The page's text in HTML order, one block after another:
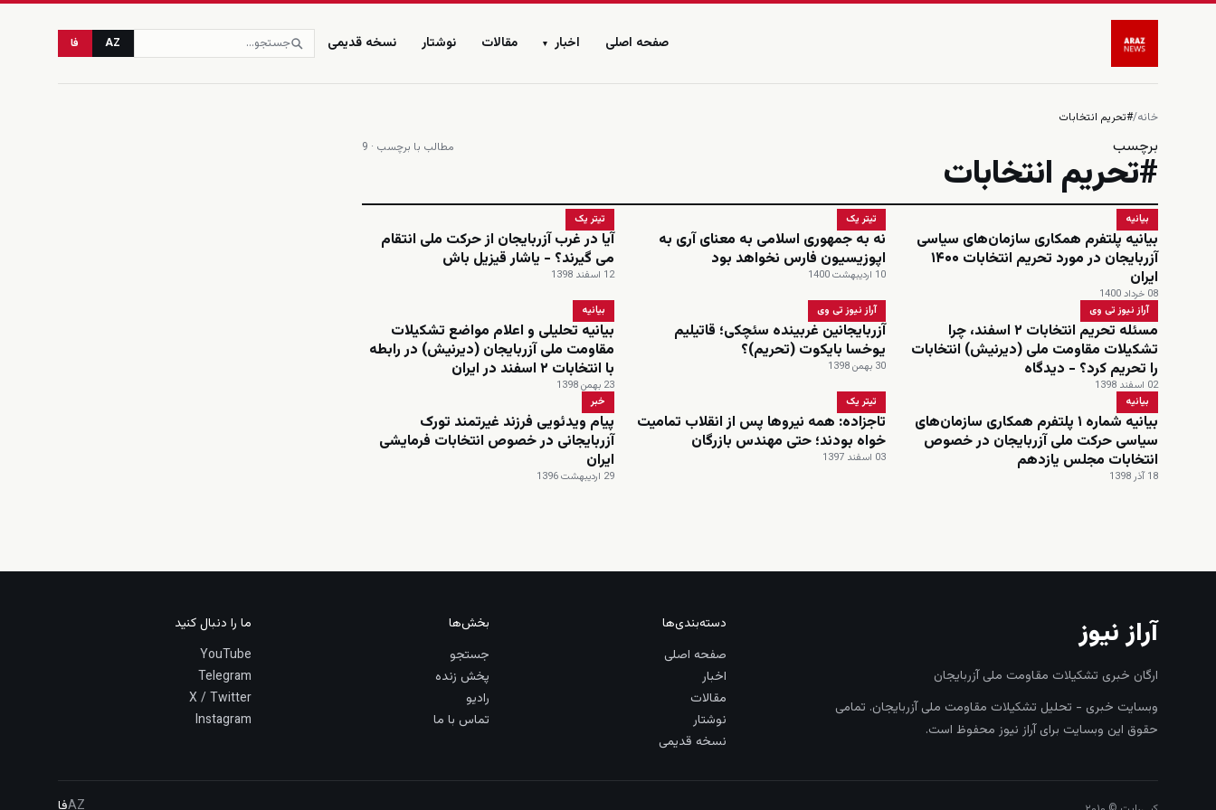
صفحه اصلی اخبار ▾ مقالات نوشتار نسخه قدیمی AZ فا
خانه/#تحریم انتخابات
برچسب
#تحریم انتخابات
مطالب با برچسب · 9
بیانیه
بیانیه پلتفرم همکاری سازمان‌های سیاسی
آزربایجان در مورد تحریم انتخابات ۱۴۰۰
ایران
08 خرداد 1400
تیتر یک
نه به جمهوری اسلامی به معنای آری به
اپوزیسیون فارس نخواهد بود
10 اردیبهشت 1400
تیتر یک
آیا در غرب آزربایجان از حرکت ملی انتقام
می گیرند؟ - یاشار قیزیل باش
12 اسفند 1398
آراز نیوز تی وی
مسئله تحریم انتخابات ۲ اسفند، چرا
تشکیلات مقاومت ملی (دیرنیش) انتخابات
را تحریم کرد؟ - دیدگاه
02 اسفند 1398
آراز نیوز تی وی
آزربایجانین غربینده سئچکی؛ قاتیلیم
یوخسا بایکوت (تحریم)؟
30 بهمن 1398
بیانیه
بیانیه تحلیلی و اعلام مواضع تشکیلات
مقاومت ملی آزربایجان (دیرنیش) در رابطه
با انتخابات ۲ اسفند در ایران
23 بهمن 1398
بیانیه
بیانیه شماره ۱ پلتفرم همکاری سازمان‌های
سیاسی حرکت ملی آزربایجان در خصوص
انتخابات مجلس یازدهم
18 آذر 1398
تیتر یک
تاجزاده: همه نیروها پس از انقلاب تمامیت
خواه بودند؛ حتی مهندس بازرگان
03 اسفند 1397
خبر
پیام ویدئویی فرزند غیرتمند تورک
آزربایجانی در خصوص انتخابات فرمایشی
ایران
29 اردیبهشت 1396
آراز نیوز
ارگان خبری تشکیلات مقاومت ملی آزربایجان
وبسایت خبری - تحلیل تشکیلات مقاومت ملی آزربایجان. تمامی
حقوق این وبسایت برای آراز نیوز محفوظ است.
دسته‌بندی‌ها
صفحه اصلی
اخبار
مقالات
نوشتار
نسخه قدیمی
بخش‌ها
جستجو
پخش زنده
رادیو
تماس با ما
ما را دنبال کنید
YouTube
Telegram
X / Twitter
Instagram